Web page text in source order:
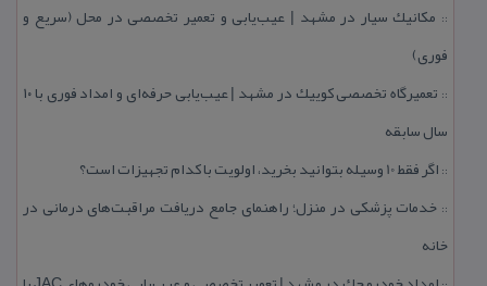
:: مكانیك سیار در مشهد | عیب‌یابی و تعمیر تخصصی در محل (سریع و
فوری)
::
تعمیرگاه تخصصی كوییك در مشهد | عیب‌یابی حرفه‌ای و امداد فوری با ۱۰
سال سابقه
:: اگر فقط 10 وسیله بتوانید بخرید، اولویت با كدام تجهیزات است؟
:: خدمات پزشكی در منزل؛ راهنمای جامع دریافت مراقبت‌های درمانی در
خانه